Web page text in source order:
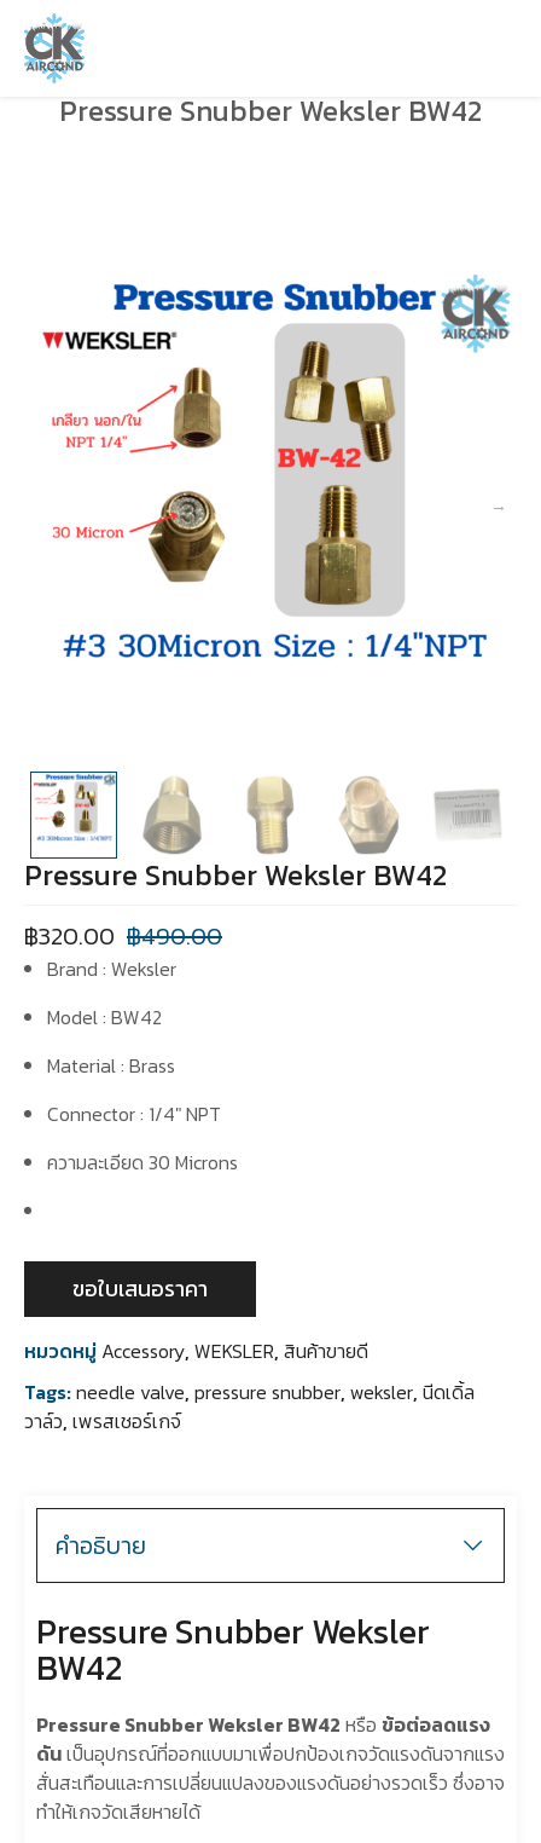
Pressure Snubber Weksler BW42
Pressure Snubber Weksler BW42
฿490.00
฿320.00
Brand : Weksler
Model : BW42
Material : Brass
Connector : 1/4″ NPT
ความละเอียด 30 Microns
ขอใบเสนอราคา
หมวดหมู่ Accessory, WEKSLER, สินค้าขายดี
Tags:needle valve, pressure snubber, weksler, นีดเดิ้ล
วาล์ว, เพรสเชอร์เกจ์
คำอธิบาย
Pressure Snubber Weksler
BW42
Pressure Snubber Weksler BW42 หรือ ข้อต่อลดแรง
ดันเป็นอุปกรณ์ที่ออกแบบมาเพื่อปกป้องเกจวัดแรงดันจากแรง
สั่นสะเทือนและการเปลี่ยนแปลงของแรงดันอย่างรวดเร็ว ซึ่งอาจ
ทำให้เกจวัดเสียหายได้